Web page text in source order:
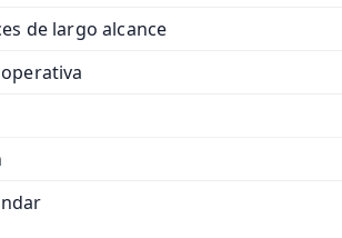
de largo alcance